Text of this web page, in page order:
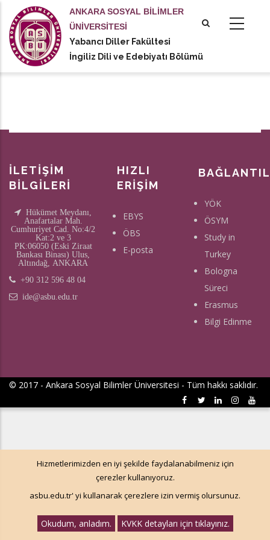
içeriğe
atla
ANKARA SOSYAL BİLİMLER
ÜNİVERSİTESİ
Yabancı Diller Fakültesi
İngiliz Dili ve Edebiyatı Bölümü
actions
İLETİŞİM
BİLGİLERİ
Hükümet Meydanı,
Anafartalar Mah.
Cumhuriyet Cad. No:4/2
Kat:2 ve 3
PK:06050 (Eski Ziraat
Bankası Binası) Ulus,
Altındağ, ANKARA
+90 312 596 48 04
ide@asbu.edu.tr
HIZLI
ERİŞİM
EBYS
ÖBS
E-posta
YÖK
ÖSYM
Study in
Turkey
Bologna
Süreci
Erasmus
Bilgi Edinme
© 2017 - Ankara Sosyal Bilimler Üniversitesi - Tüm hakkı saklıdır.
Hizmetlerimizden en iyi şekilde faydalanabilmeniz için
çerezler kullanıyoruz.
asbu.edu.tr' yi kullanarak çerezlere izin vermiş olursunuz.
Okudum, anladım. KVKK detayları için tıklayınız.